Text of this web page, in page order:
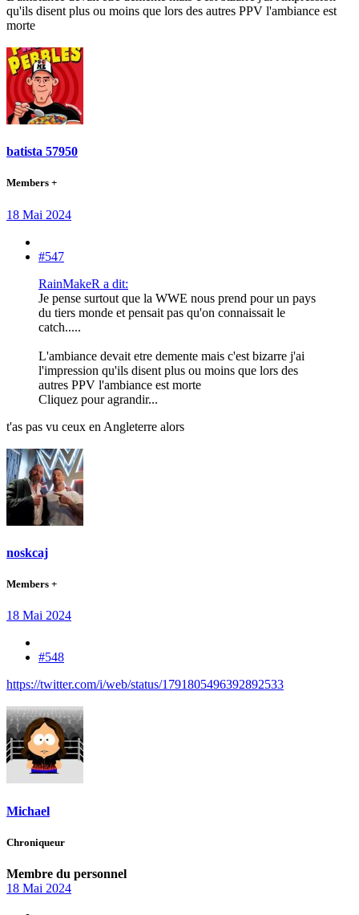
qu'ils disent plus ou moins que lors des autres PPV l'ambiance est
morte
batista 57950
Members +
18 Mai 2024
#547
RainMakeR a dit:
Je pense surtout que la WWE nous prend pour un pays
du tiers monde et pensait pas qu'on connaissait le
catch.....
L'ambiance devait etre demente mais c'est bizarre j'ai
l'impression qu'ils disent plus ou moins que lors des
autres PPV l'ambiance est morte
Cliquez pour agrandir...
t'as pas vu ceux en Angleterre alors
noskcaj
Members +
18 Mai 2024
#548
https://twitter.com/i/web/status/1791805496392892533
Michael
Chroniqueur
Membre du personnel
18 Mai 2024